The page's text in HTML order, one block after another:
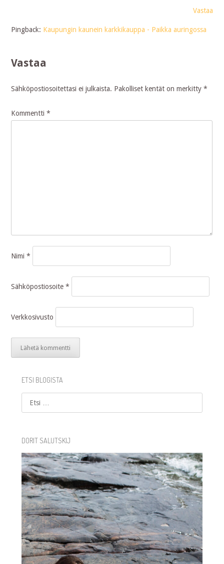
Vastaa
Pingback: Kaupungin kaunein karkkikauppa - Paikka auringossa
Vastaa
Sähköpostiosoitettasi ei julkaista. Pakolliset kentät on merkitty*
Kommentti*
Nimi*
Sähköpostiosoite*
Verkkosivusto
ETSI BLOGISTA
Etsi
DORIT SALUTSKIJ